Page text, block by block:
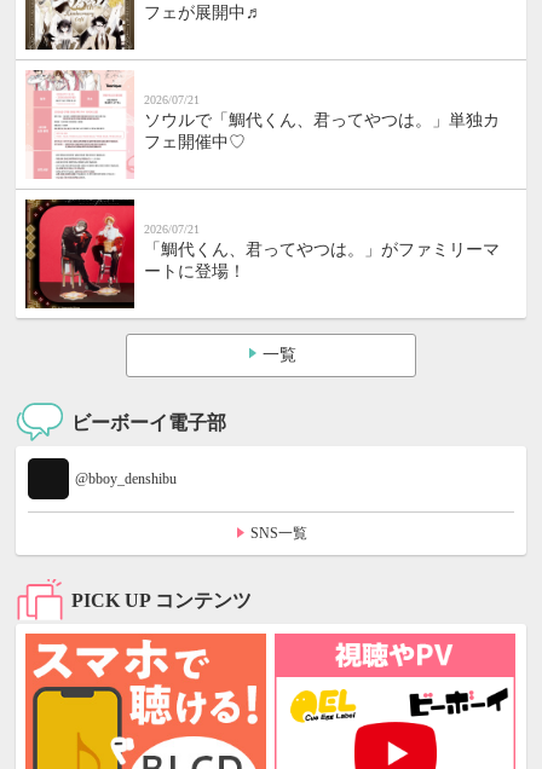
フェが展開中♬
2026/07/21
ソウルで「鯛代くん、君ってやつは。」単独カ
フェ開催中♡
2026/07/21
「鯛代くん、君ってやつは。」がファミリーマ
ートに登場！
一覧
ビーボーイ電子部
@bboy_denshibu
SNS一覧
PICK UP コンテンツ